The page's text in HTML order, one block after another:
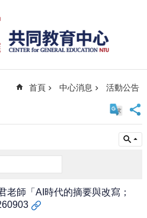
首頁 中心消息 活動公告
老師「AI時代的摘要與改寫；